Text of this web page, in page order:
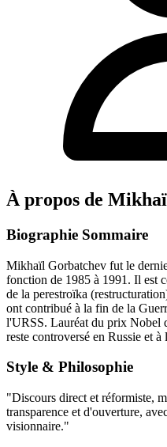
À propos de
Biographie Sommaire
Mikhaïl Gorbatchev fut le
fonction de 1985 à 1991. Il est
de la perestroïka
ont contribué à la fin de la
l'URSS. Lauréat du prix Nobel
reste controversé en Russie et à
Style & Philosophie
"Discours direct et réformiste,
transparence et d'ouverture,
visionnaire."